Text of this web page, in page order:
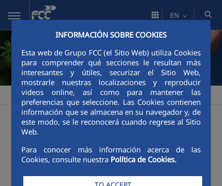
Skip to Main Content
INFORMACIÓN SOBRE COOKIES
Esta web de Grupo FCC (el Sitio Web) utiliza Cookies
para comprender qué secciones le resultan más
interesantes y útiles, securizar el Sitio Web,
mostrarle nuestras localizaciones y reproducir
videos online, así como para mantener las
preferencias que seleccione. Las Cookies contienen
información que se almacena en su navegador y, de
este modo, se le reconocerá cuando regrese al Sitio
Web.
Para conocer más información acerca de las
Cookies, consulte nuestra Política de Cookies.
EN
FCC Industrial > Sustainability
Guzman Thermal Solar Power Plant Evaporation
Pond Project, Black Stork "Ciconia nigra" nesting
places
Mariña-Lucense gas pipeline. Environmental
protection project, river flow affected by the gas
pipeline route